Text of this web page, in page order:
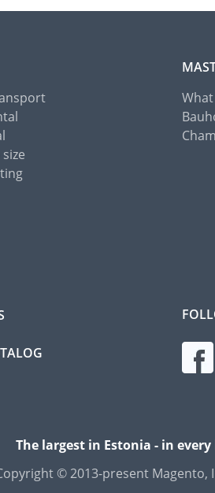
The largest in Estonia - in
© 2013-present Magento,